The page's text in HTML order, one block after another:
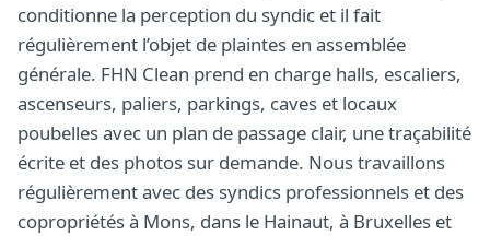
conditionne la perception du syndic et il fait
régulièrement l’objet de plaintes en assemblée
générale. FHN Clean prend en charge halls, escaliers,
ascenseurs, paliers, parkings, caves et locaux
poubelles avec un plan de passage clair, une traçabilité
écrite et des photos sur demande. Nous travaillons
régulièrement avec des syndics professionnels et des
copropriétés à Mons, dans le Hainaut, à Bruxelles et